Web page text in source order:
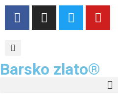
Barsko zlato®